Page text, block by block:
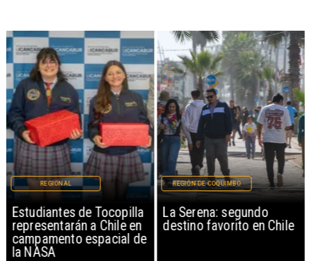
Estudiantes de Tocopilla
representarán a Chile en
campamento espacial de
la NASA
REGIONAL
La Serena: segundo
destino favorito en Chile
REGIÓN DE COQUIMBO